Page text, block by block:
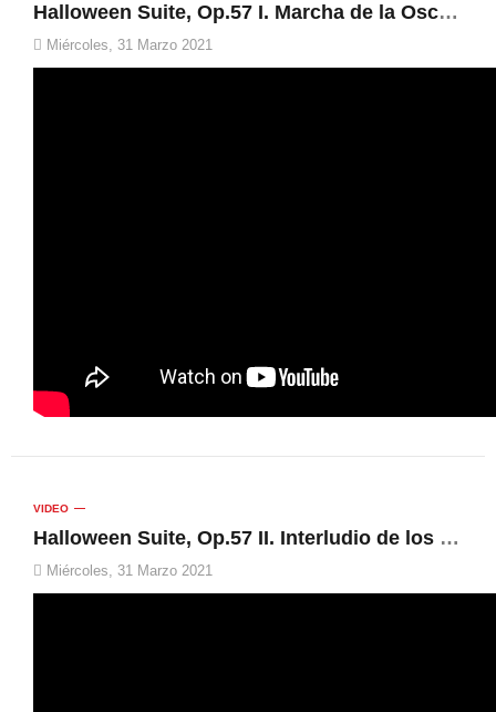
Halloween Suite, Op.57 I. Marcha de la Oscuridad | Unió Musical de Muro, Rafa García Vidal
Miércoles, 31 Marzo 2021
VIDEO
Halloween Suite, Op.57 II. Interludio de los Magos | Unió Musical de Muro, Rafa García Vidal
Miércoles, 31 Marzo 2021